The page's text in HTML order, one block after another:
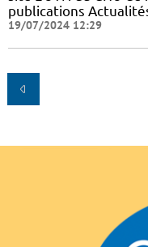
publications
19/07/2024 12:29